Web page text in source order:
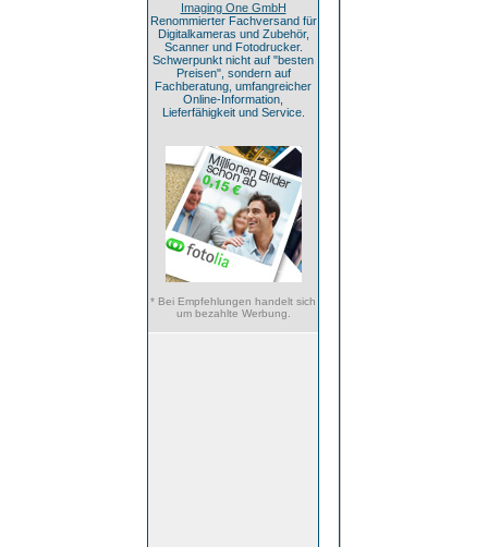
Imaging One GmbH
Renommierter Fachversand für
Digitalkameras und Zubehör,
Scanner und Fotodrucker.
Schwerpunkt nicht auf "besten
Preisen", sondern auf
Fachberatung, umfangreicher
Online-Information,
Lieferfähigkeit und Service.
* Bei Empfehlungen handelt sich
um bezahlte Werbung.